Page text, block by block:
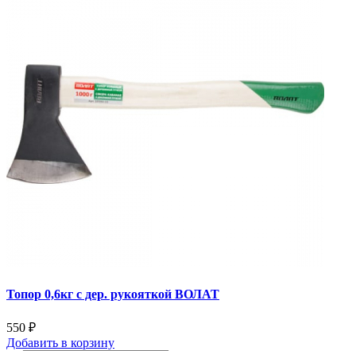
Топор 0,6кг с дер. рукояткой ВОЛАТ
550 ₽
Добавить в корзину